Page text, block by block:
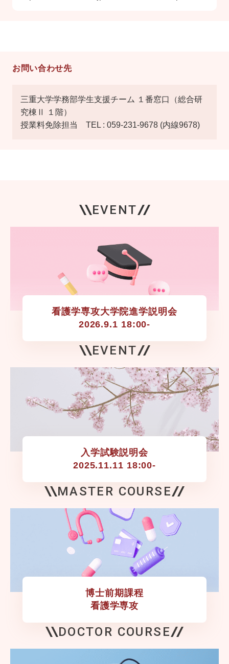
お問い合わせ先
三重大学学務部学生支援チーム １番窓口（総合研
究棟Ⅱ １階）
授業料免除担当 TEL : 059-231-9678 (内線9678)
EVENT
看護学専攻大学院進学説明会
2026.9.1 18:00-
EVENT
入学試験説明会
2025.11.11 18:00-
MASTER COURSE
博士前期課程
看護学専攻
DOCTOR COURSE